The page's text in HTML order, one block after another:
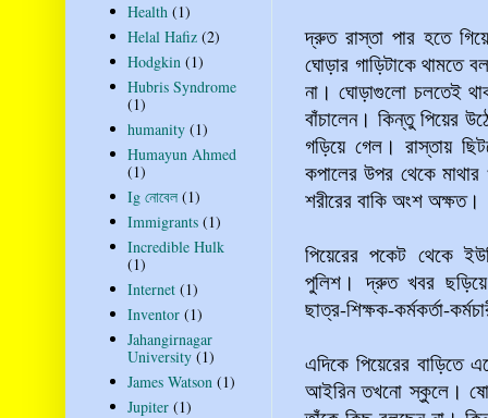
দ্রুত রাস্তা পার হতে
ঘোড়ার গাড়িটাকে থামতে
না। ঘোড়াগুলো চলতেই
বাঁচালেন। কিন্তু পিয়ের
গড়িয়ে গেল। রাস্তায়
কপালের উপর থেকে
শরীরের বাকি অংশ অক্ষত।
পিয়েরের পকেট থেকে
পুলিশ। দ্রুত খবর ছড়িয়ে
ছাত্র-শিক্ষক-কর্মকর্তা-
এদিকে পিয়েরের
আইরিন তখনো স্কুলে।
Health (1)
Helal Hafiz (2)
Hodgkin (1)
Hubris Syndrome
(1)
humanity (1)
Humayun Ahmed
(1)
Ig নোবেল (1)
Immigrants (1)
Incredible Hulk
(1)
Internet (1)
Inventor (1)
Jahangirnagar
University (1)
James Watson (1)
Jupiter (1)